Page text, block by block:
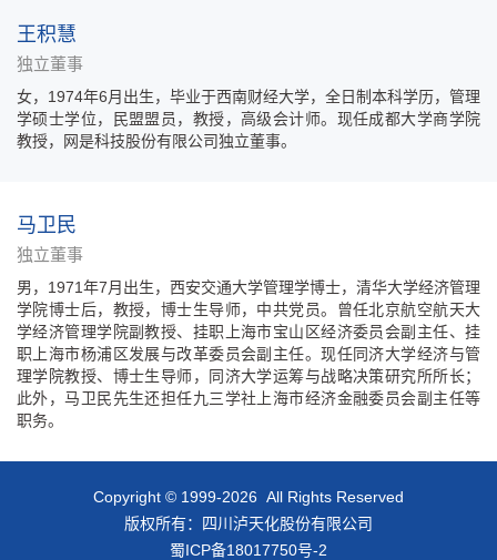
王积慧
独立董事
女，1974年6月出生，毕业于西南财经大学，全日制本科学历，管理
学硕士学位，民盟盟员，教授，高级会计师。现任成都大学商学院
教授，网是科技股份有限公司独立董事。
马卫民
独立董事
男，1971年7月出生，西安交通大学管理学博士，清华大学经济管理
学院博士后，教授，博士生导师，中共党员。曾任北京航空航天大
学经济管理学院副教授、挂职上海市宝山区经济委员会副主任、挂
职上海市杨浦区发展与改革委员会副主任。现任同济大学经济与管
理学院教授、博士生导师，同济大学运筹与战略决策研究所所长；
此外，马卫民先生还担任九三学社上海市经济金融委员会副主任等
职务。
Copyright © 1999-2026 All Rights Reserved
版权所有：四川泸天化股份有限公司
蜀ICP备18017750号-2